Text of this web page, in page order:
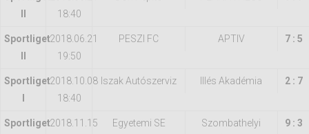
18:40
Sportliget2018.06.21
19:50
PESZI FC APTIV 7 : 5
Sportliget2018.10.08
18:40
Iszak Autószerviz Illés Akadémia 2 : 7
Sportliget2018.11.15
Egyetemi SE
Szombathelyi
9 : 3